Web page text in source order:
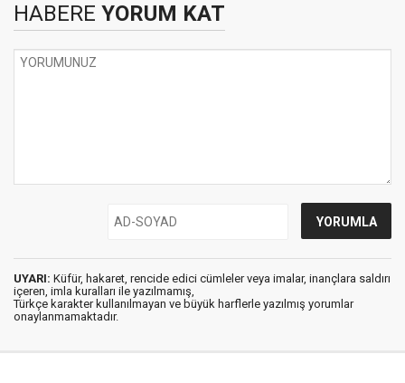
HABERE YORUM KAT
UYARI: Küfür, hakaret, rencide edici cümleler veya imalar, inançlara saldırı
içeren, imla kuralları ile yazılmamış,
Türkçe karakter kullanılmayan ve büyük harflerle yazılmış yorumlar
onaylanmamaktadır.